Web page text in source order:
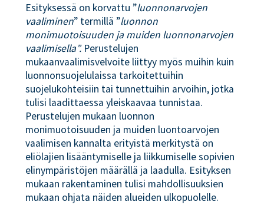
Esityksessä on korvattu ”luonnonarvojen
vaaliminen” termillä ”luonnon
monimuotoisuuden ja muiden luonnonarvojen
vaalimisella”. Perustelujen
mukaanvaalimisvelvoite liittyy myös muihin kuin
luonnonsuojelulaissa tarkoitettuihin
suojelukohteisiin tai tunnettuihin arvoihin, jotka
tulisi laadittaessa yleiskaavaa tunnistaa.
Perustelujen mukaan luonnon
monimuotoisuuden ja muiden luontoarvojen
vaalimisen kannalta erityistä merkitystä on
eliölajien lisääntymiselle ja liikkumiselle sopivien
elinympäristöjen määrällä ja laadulla. Esityksen
mukaan rakentaminen tulisi mahdollisuuksien
mukaan ohjata näiden alueiden ulkopuolelle.